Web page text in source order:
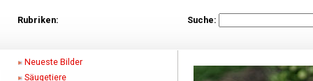
Rubriken: Suche:
Neueste Bilder
Säugetiere